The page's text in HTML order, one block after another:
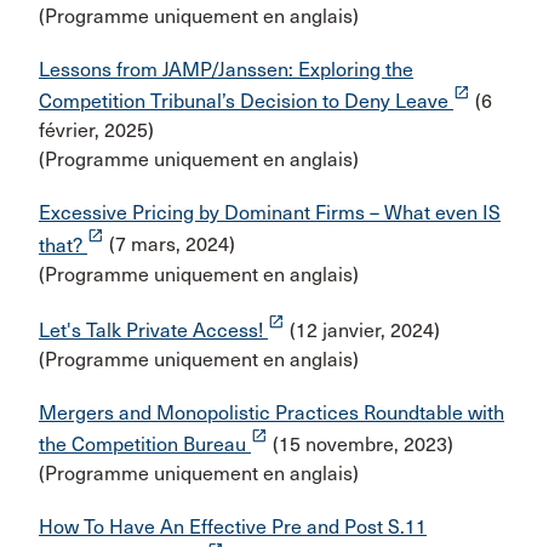
(Programme uniquement en anglais)
Lessons from JAMP/Janssen: Exploring the
Competition Tribunal’s Decision to Deny Leave launch (6
février, 2025)
(Programme uniquement en anglais)
Excessive Pricing by Dominant Firms – What even IS
that? launch (7 mars, 2024)
(Programme uniquement en anglais)
Let's Talk Private Access! launch (12 janvier, 2024)
(Programme uniquement en anglais)
Mergers and Monopolistic Practices Roundtable with
the Competition Bureau launch (15 novembre, 2023)
(Programme uniquement en anglais)
How To Have An Effective Pre and Post S.11